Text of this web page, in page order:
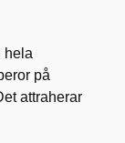
hela
på
attraherar